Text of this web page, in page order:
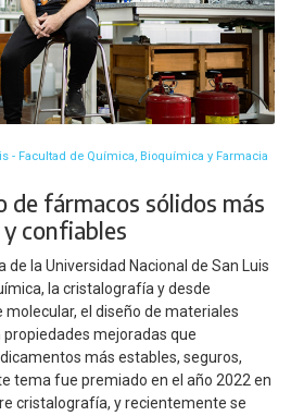
- Facultad de Química, Bioquímica y Farmacia
de fármacos sólidos más
confiables
la Universidad Nacional de San Luis
la cristalografía y desde
el diseño de materiales
mejoradas que
más estables, seguros,
tema fue premiado en el año 2022 en
cristalografía, y recientemente se